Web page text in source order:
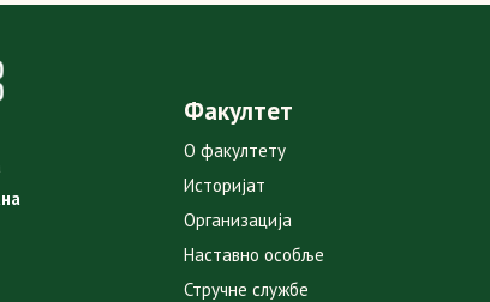
Факултет
О факултету
Историјат
Организација
Наставно особље
Стручне службе